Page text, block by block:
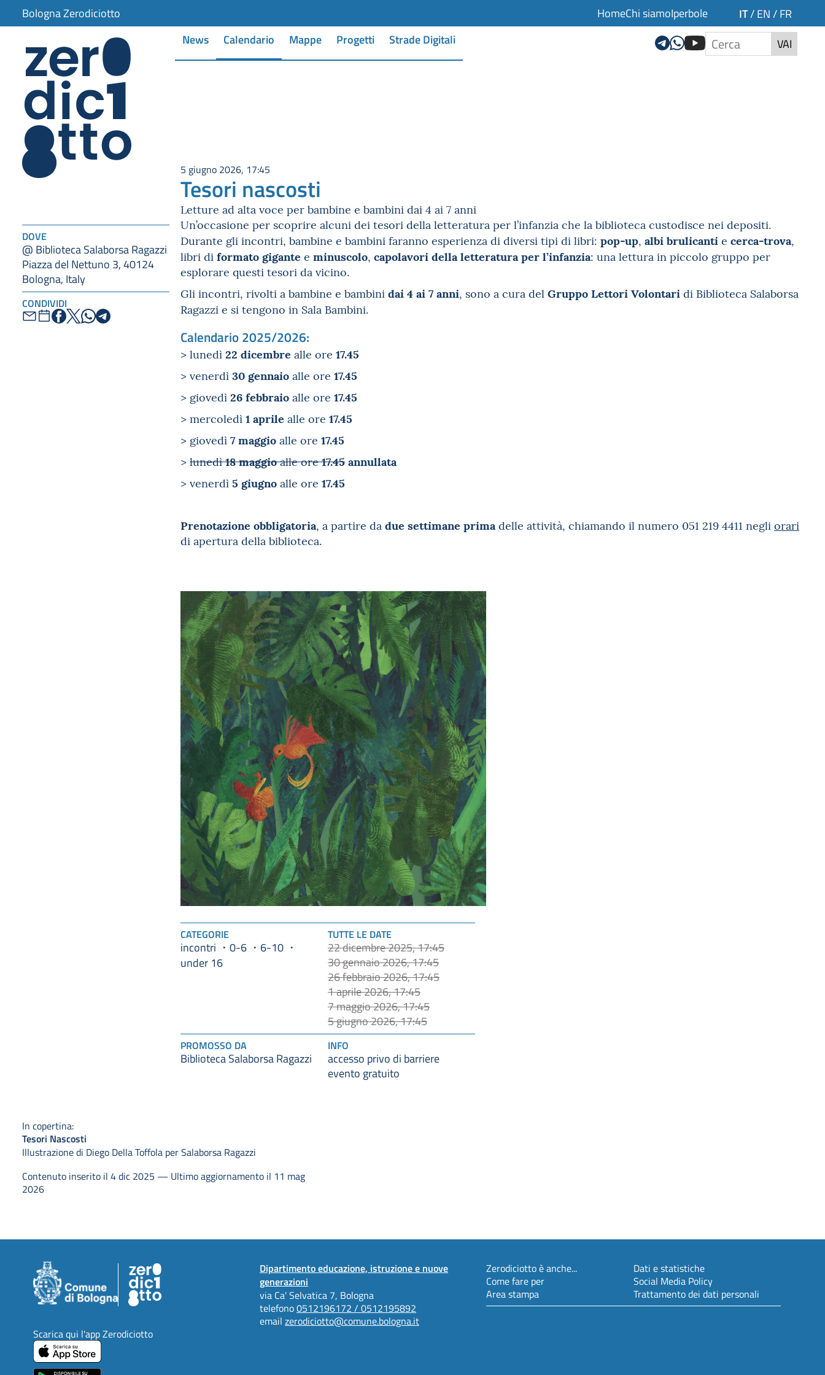
Bologna Zerodiciotto HomeChi siamoIperbole IT/ EN / FR
News Calendario Mappe Progetti Strade Digitali VAI
DOVE
@ Biblioteca Salaborsa Ragazzi
Piazza del Nettuno 3, 40124
Bologna, Italy
CONDIVIDI
5 giugno 2026, 17:45
Tesori nascosti
Letture ad alta voce per bambine e bambini dai 4 ai 7 anni
Un’occasione per scoprire alcuni dei tesori della letteratura per l’infanzia che la biblioteca custodisce nei depositi.
Durante gli incontri, bambine e bambini faranno esperienza di diversi tipi di libri: pop-up, albi brulicanti e cerca-trova,
libri di formato gigante e minuscolo, capolavori della letteratura per l’infanzia: una lettura in piccolo gruppo per
esplorare questi tesori da vicino.
Gli incontri, rivolti a bambine e bambini dai 4 ai 7 anni, sono a cura del Gruppo Lettori Volontari di Biblioteca Salaborsa
Ragazzi e si tengono in Sala Bambini.
Calendario 2025/2026:
> lunedì 22 dicembre alle ore 17.45
> venerdì 30 gennaio alle ore 17.45
> giovedì 26 febbraio alle ore 17.45
> mercoledì 1 aprile alle ore 17.45
> giovedì 7 maggio alle ore 17.45
> lunedì18 maggioalle ore17.45annullata
> venerdì 5 giugno alle ore 17.45
Prenotazione obbligatoria, a partire da due settimane primadelle attività, chiamando il numero 051 219 4411 negli orari
di apertura della biblioteca.
CATEGORIE
incontri 0-6
6-10
under 16
TUTTE LE DATE
22 dicembre 2025, 17:45
30 gennaio 2026, 17:45
26 febbraio 2026, 17:45
1 aprile 2026, 17:45
7 maggio 2026, 17:45
5 giugno 2026, 17:45
PROMOSSO DA
Biblioteca Salaborsa Ragazzi
INFO
accesso privo di barriere
evento gratuito
In copertina:
Tesori Nascosti
Illustrazione di Diego Della Toffola per Salaborsa Ragazzi
Contenuto inserito il 4 dic 2025 — Ultimo aggiornamento il 11 mag
2026
Dipartimento educazione, istruzione e nuove
generazioni
via Ca' Selvatica 7, Bologna
telefono0512196172 / 0512195892
email zerodiciotto@comune.bologna.it
Zerodiciotto è anche...
Come fare per
Area stampa
Dati e statistiche
Social Media Policy
Trattamento dei dati personali
Scarica qui l'app Zerodiciotto